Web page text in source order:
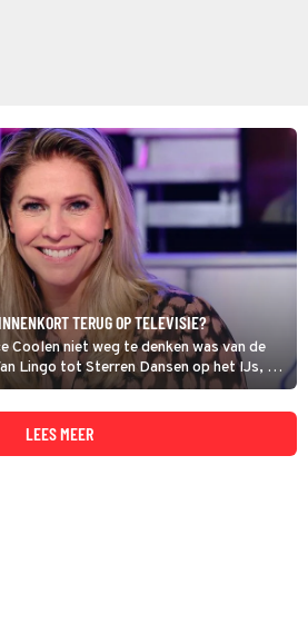
TERUG OP TELEVISIE?
Coolen niet weg te denken was van de
Lingo tot Sterren Dansen op het IJs, ze
voorlopig gaan we haar niet
LEES MEER